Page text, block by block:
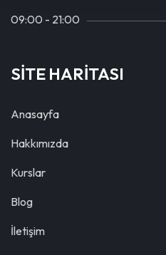
09:00 - 21:00
SİTE HARİTASI
Anasayfa
Hakkımızda
Kurslar
Blog
İletişim